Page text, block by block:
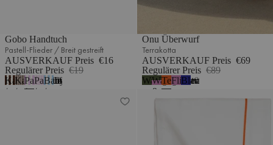
Gobo Handtuch
Pastell-Flieder / Breit gestreift
AUSVERKAUF Preis €16
Regulärer Preis €19
Kakaobraun
/
Kakaobraun
/
Pastellflieder
/
Pastellflieder
/
Babyblau
/
1
Onu Überwurf
Terrakotta
AUSVERKAUF Preis €69
Regulärer Preis €89
Waldgrün
Waldgrün
&
Terrakotta
Fliederfarben
Blaubeermousse
2